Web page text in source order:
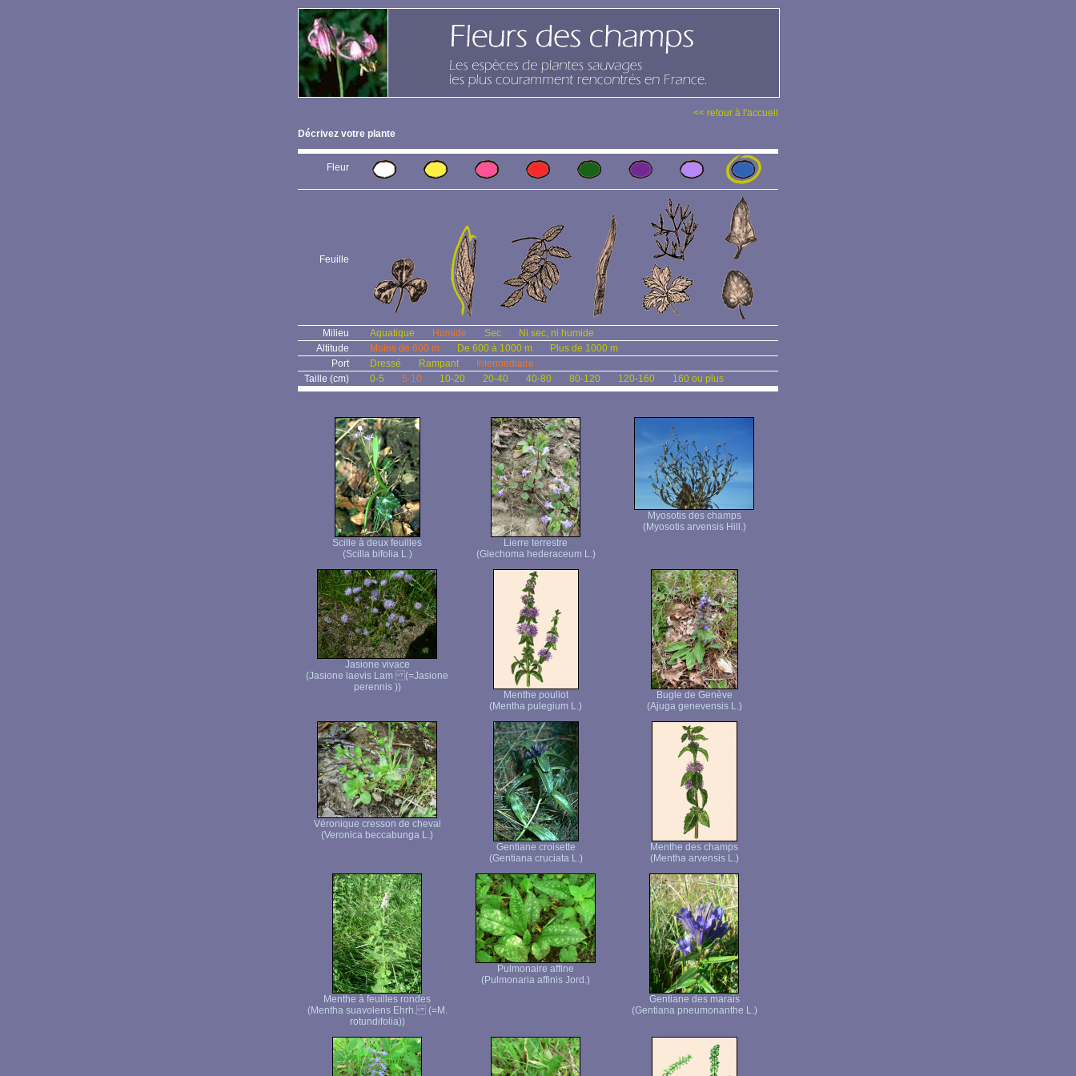
<< retour à l'accueil
Décrivez votre plante
Fleur
Feuille
Milieu Aquatique Humide Sec
Ni sec, ni humide
Altitude
Moins de 600 m De 600 à 1000 m
Plus de 1000 m
Port
Dressé Rampant
Intermédiaire
Taille (cm)
0-5 5-10 10-20 20-40 40-80 80-120 120-160 160 ou plus
Scille à deux feuilles
(Scilla bifolia L.)
Lierre terrestre
(Glechoma hederaceum L.)
Myosotis des champs
(Myosotis arvensis Hill.)
Jasione vivace
(Jasione laevis Lam (=Jasione
perennis ))
Menthe pouliot
(Mentha pulegium L.)
Bugle de Genève
(Ajuga genevensis L.)
Véronique cresson de cheval
(Veronica beccabunga L.)
Gentiane croisette
(Gentiana cruciata L.)
Menthe des champs
(Mentha arvensis L.)
Menthe à feuilles rondes
(Mentha suavolens Ehrh. (=M.
rotundifolia))
Pulmonaire affine
(Pulmonaria affinis Jord.)
Gentiane des marais
(Gentiana pneumonanthe L.)